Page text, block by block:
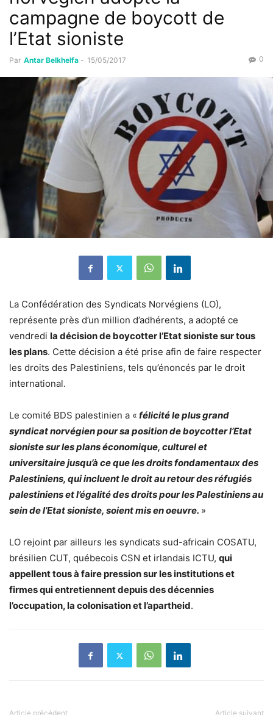
campagne de boycott de
l’Etat sioniste
Par Antar Belkhelfa - 15/05/2017 0
La Confédération des Syndicats Norvégiens (LO),
représente près d’un million d’adhérents, a adopté ce
vendredi la décision de boycotter l’Etat sioniste sur tous
les plans. Cette décision a été prise afin de faire respecter
les droits des Palestiniens, tels qu’énoncés par le droit
international.
Le comité BDS palestinien a « félicité le plus grand
syndicat norvégien pour sa position de boycotter l’Etat
sioniste sur les plans économique, culturel et
universitaire jusqu’à ce que les droits fondamentaux des
Palestiniens, qui incluent le droit au retour des réfugiés
palestiniens et l’égalité des droits pour les Palestiniens au
sein de l’Etat sioniste, soient mis en oeuvre. »
LO rejoint par ailleurs les syndicats sud-africain COSATU,
brésilien CUT, québecois CSN et irlandais ICTU, qui
appellent tous à faire pression sur les institutions et
firmes qui entretiennent depuis des décennies
l’occupation, la colonisation et l’apartheid.
Article précédent Article suivant